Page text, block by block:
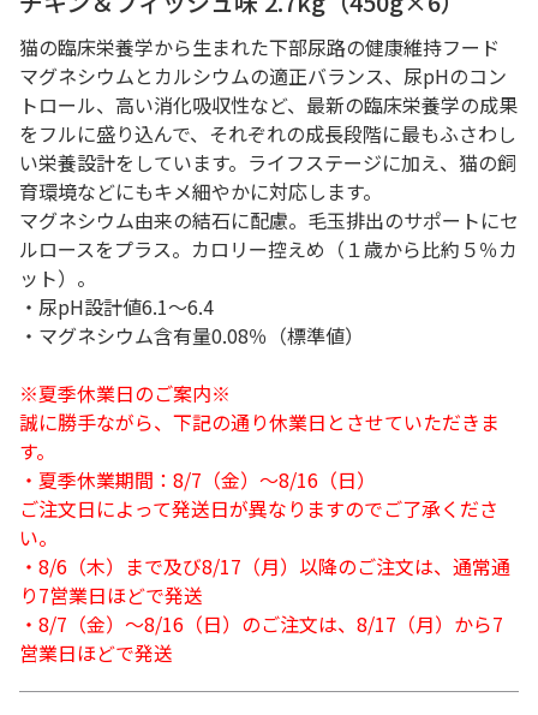
猫の臨床栄養学から生まれた下部尿路の健康維持フード
マグネシウムとカルシウムの適正バランス、尿pHのコン
トロール、高い消化吸収性など、最新の臨床栄養学の成果
をフルに盛り込んで、それぞれの成長段階に最もふさわし
い栄養設計をしています。ライフステージに加え、猫の飼
育環境などにもキメ細やかに対応します。
マグネシウム由来の結石に配慮。毛玉排出のサポートにセ
ルロースをプラス。カロリー控えめ（１歳から比約５％カ
ット）。
・尿pH設計値6.1～6.4
・マグネシウム含有量0.08％（標準値）
※夏季休業日のご案内※
誠に勝手ながら、下記の通り休業日とさせていただきま
す。
・夏季休業期間：8/7（金）～8/16（日）
ご注文日によって発送日が異なりますのでご了承くださ
い。
・8/6（木）まで及び8/17（月）以降のご注文は、通常通
り7営業日ほどで発送
・8/7（金）～8/16（日）のご注文は、8/17（月）から7
営業日ほどで発送